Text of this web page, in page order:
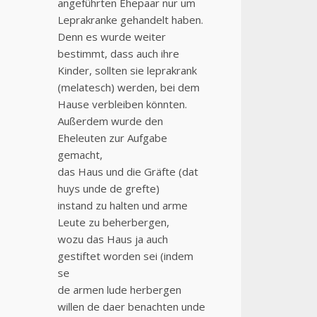
angeführten Ehepaar nur um
Leprakranke gehandelt haben.
Denn es wurde weiter
bestimmt, dass auch ihre
Kinder, sollten sie leprakrank
(melatesch) werden, bei dem
Hause verbleiben könnten.
Außerdem wurde den
Eheleuten zur Aufgabe
gemacht,
das Haus und die Gräfte (dat
huys unde de grefte)
instand zu halten und arme
Leute zu beherbergen,
wozu das Haus ja auch
gestiftet worden sei (indem
se
de armen lude herbergen
willen de daer benachten unde